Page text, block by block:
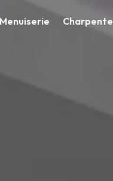
Menuiserie Charpente